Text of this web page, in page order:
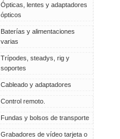
Ópticas, lentes y adaptadores
ópticos
Baterías y alimentaciones
varias
Trípodes, steadys, rig y
soportes
Cableado y adaptadores
Control remoto.
Fundas y bolsos de transporte
Grabadores de vídeo tarjeta o